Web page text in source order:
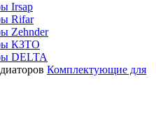
Irsap
Rifar
Zehnder
КЗТО
DELTA
Комплектующие для